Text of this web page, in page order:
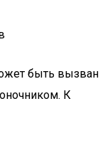
быть вызван
К